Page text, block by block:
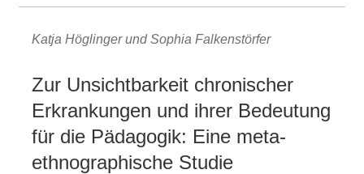
Katja Höglinger und Sophia Falkenstörfer
Zur Unsichtbarkeit chronischer
Erkrankungen und ihrer Bedeutung
für die Pädagogik: Eine meta-
ethnographische Studie